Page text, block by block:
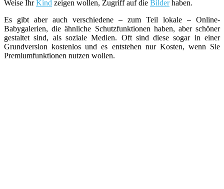
Weise IhrKind zeigen wollen, Zugriff auf die Bilderhaben.
Es gibt aber auch verschiedene – zum Teil lokale – Online-
Babygalerien, die ähnliche Schutzfunktionen haben, aber schöner
gestaltet sind, als soziale Medien. Oft sind diese sogar in einer
Grundversion kostenlos und es entstehen nur Kosten, wenn Sie
Premiumfunktionen nutzen wollen.